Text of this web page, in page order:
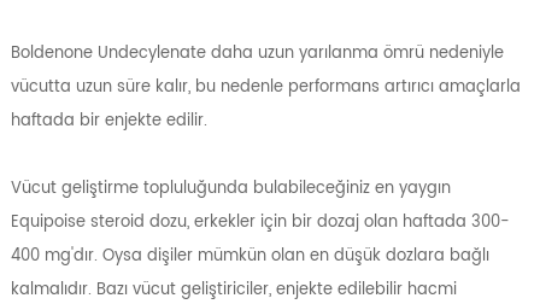
Boldenone Undecylenate daha uzun yarılanma ömrü nedeniyle
vücutta uzun süre kalır, bu nedenle performans artırıcı amaçlarla
haftada bir enjekte edilir.
Vücut geliştirme topluluğunda bulabileceğiniz en yaygın
Equipoise steroid dozu, erkekler için bir dozaj olan haftada 300-
400 mg'dır. Oysa dişiler mümkün olan en düşük dozlara bağlı
kalmalıdır. Bazı vücut geliştiriciler, enjekte edilebilir hacmi